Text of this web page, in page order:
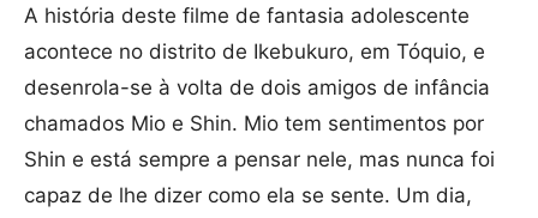
A história deste filme de fantasia adolescente
acontece no distrito de Ikebukuro, em Tóquio, e
desenrola-se à volta de dois amigos de infância
chamados Mio e Shin. Mio tem sentimentos por
Shin e está sempre a pensar nele, mas nunca foi
capaz de lhe dizer como ela se sente. Um dia,